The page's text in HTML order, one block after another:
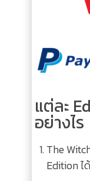
แต่ละ
อย่างไร
The
Editionไ